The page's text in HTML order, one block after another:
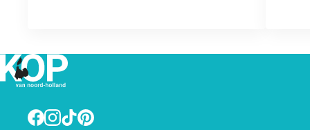
Facebook
Instagram
TikTokPinterest